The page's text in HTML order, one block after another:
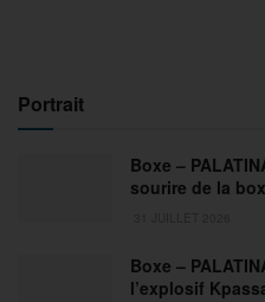
Portrait
Boxe –
sourire de la
Boxe –
l’explosif